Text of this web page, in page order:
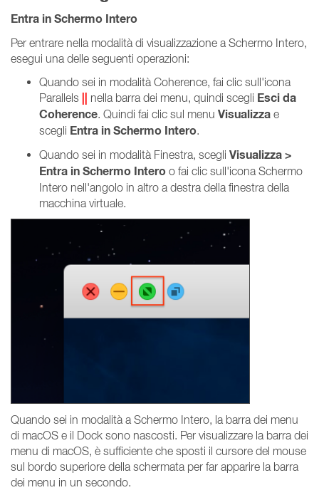
Entra in Schermo Intero
Per entrare nella modalità di visualizzazione a Schermo Intero,
esegui una delle seguenti operazioni:
Quando sei in modalità Coherence, fai clic sull'icona
Parallels
nella barra dei menu, quindi scegli Esci da
Coherence. Quindi fai clic sul menu Visualizza e
scegli Entra in Schermo Intero.
Quando sei in modalità Finestra, scegli Visualizza >
Entra in Schermo Intero o fai clic sull'icona Schermo
Intero nell'angolo in altro a destra della finestra della
macchina virtuale.
Quando sei in modalità a Schermo Intero, la barra dei menu
di macOS e il Dock sono nascosti. Per visualizzare la barra dei
menu di macOS, è sufficiente che sposti il cursore del mouse
sul bordo superiore della schermata per far apparire la barra
dei menu in un secondo.